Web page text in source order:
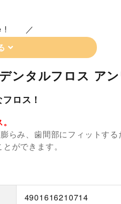
ンタルフロス ア
ロス！
らみ、歯間部にフィットす
ができます。
4901616210714